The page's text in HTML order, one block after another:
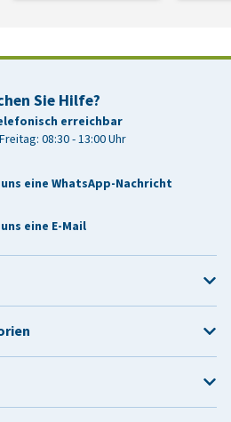
Sie Hilfe?
erreichbar
08:30 - 13:00 Uhr
eine WhatsApp-Nachricht
eine E-Mail